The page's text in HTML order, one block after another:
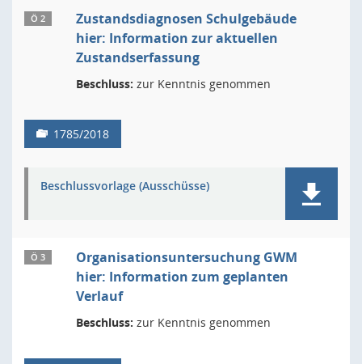
Ö 2
Zustandsdiagnosen Schulgebäude
hier: Information zur aktuellen
Zustandserfassung
Beschluss: zur Kenntnis genommen
1785/2018
Beschlussvorlage (Ausschüsse)
Ö 3
Organisationsuntersuchung GWM
hier: Information zum geplanten
Verlauf
Beschluss: zur Kenntnis genommen